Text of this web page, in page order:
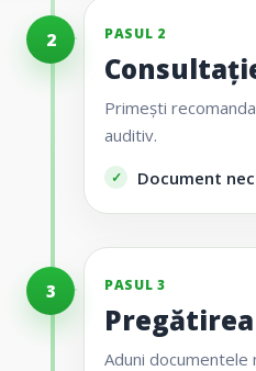
2 PASUL 2
Primești
auditiv.
Document
3 PASUL 3
Aduni